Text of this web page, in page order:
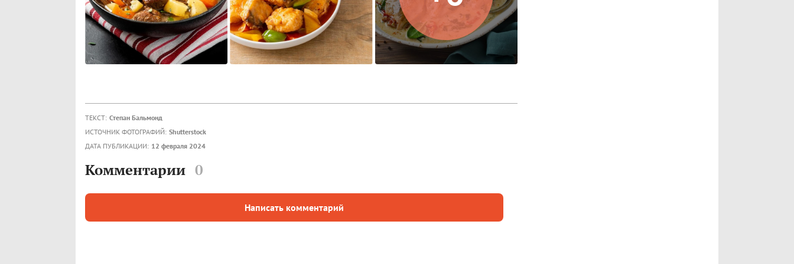
ТЕКСТ: Степан Бальмонд
ИСТОЧНИК ФОТОГРАФИЙ: Shutterstock
ДАТА ПУБЛИКАЦИИ: 12 февраля 2024
Комментарии 0
Написать комментарий